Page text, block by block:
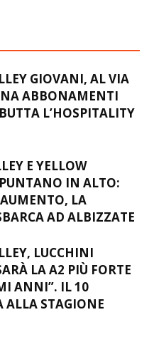
GIOVANI, AL VIA
ABBONAMENTI
L’HOSPITALITY
E YELLOW
IN ALTO:
LA
AD ALBIZZATE
LUCCHINI
LA A2 PIÙ FORTE
ANNI”. IL 10
ALLA STAGIONE